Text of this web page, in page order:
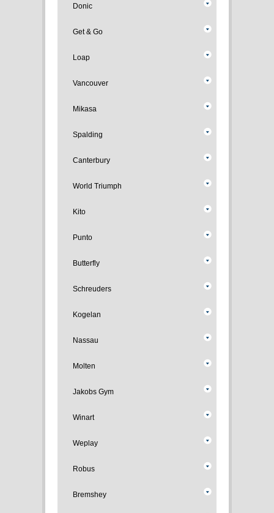
Donic
Get & Go
Loap
Vancouver
Mikasa
Spalding
Canterbury
World Triumph
Kito
Punto
Butterfly
Schreuders
Kogelan
Nassau
Molten
Jakobs Gym
Winart
Weplay
Robus
Bremshey